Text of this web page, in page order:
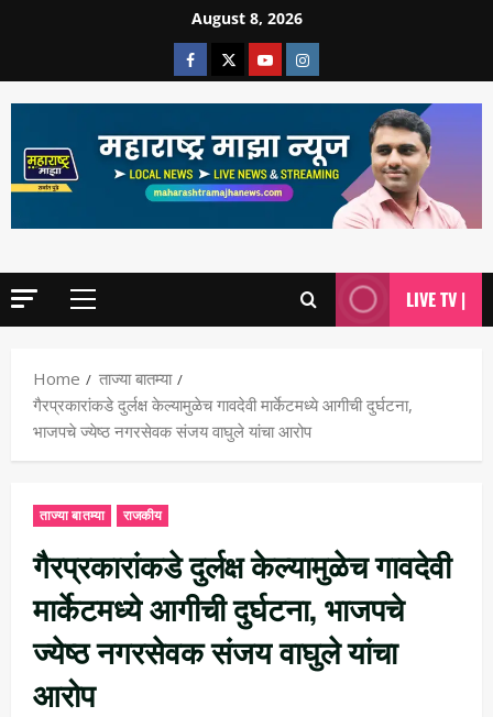
August 8, 2026
LIVE TV |
Home
ताज्या बातम्या
गैरप्रकारांकडे दुर्लक्ष केल्यामुळेच गावदेवी मार्केटमध्ये आगीची दुर्घटना,
भाजपचे ज्येष्ठ नगरसेवक संजय वाघुले यांचा आरोप
ताज्या बातम्या राजकीय
गैरप्रकारांकडे दुर्लक्ष केल्यामुळेच गावदेवी
मार्केटमध्ये आगीची दुर्घटना, भाजपचे
ज्येष्ठ नगरसेवक संजय वाघुले यांचा
आरोप